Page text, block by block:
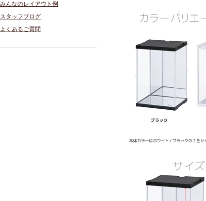
みんなのレイアウト例
スタッフブログ
よくあるご質問